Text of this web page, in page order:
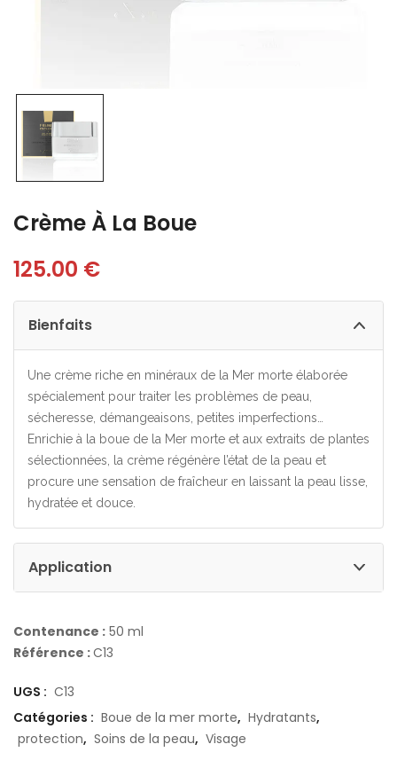
Crème À La Boue
125.00 €
Bienfaits
Une crème riche en minéraux de la Mer morte élaborée
spécialement pour traiter les problèmes de peau,
sécheresse, démangeaisons, petites imperfections…
Enrichie à la boue de la Mer morte et aux extraits de plantes
sélectionnées, la crème régénère l’état de la peau et
procure une sensation de fraîcheur en laissant la peau lisse,
hydratée et douce.
Application
Contenance : 50 ml
Référence :C13
UGS : C13
Catégories : Boue de la mer morte, Hydratants,
protection, Soins de la peau, Visage